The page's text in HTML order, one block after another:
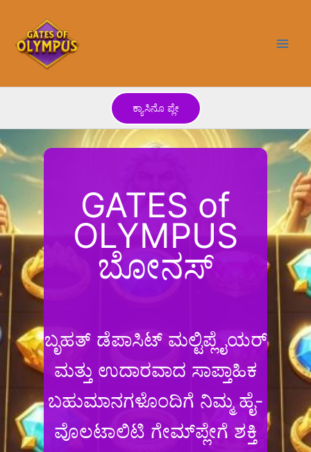
content
ಕ್ಯಾಸಿನೊ ಪ್ಲೇ
GATES of
OLYMPUS
ಬೋನಸ್
ಬೃಹತ್ ಡೆಪಾಸಿಟ್ ಮಲ್ಟಿಪ್ಲೈಯರ್
ಮತ್ತು ಉದಾರವಾದ ಸಾಪ್ತಾಹಿಕ
ಬಹುಮಾನಗಳೊಂದಿಗೆ ನಿಮ್ಮ ಹೈ-
ವೊಲಟಾಲಿಟಿ ಗೇಮ್‌ಪ್ಲೇಗೆ ಶಕ್ತಿ